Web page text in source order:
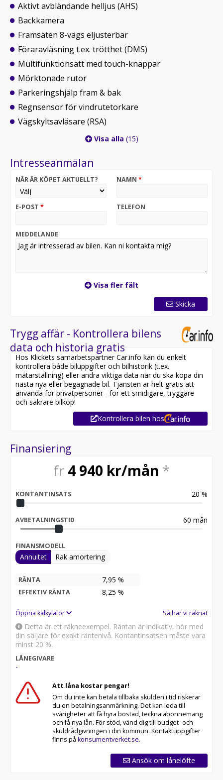
Aktivt avbländande helljus (AHS)
Backkamera
Framsäten 8-vägs eljusterbar
Föraravläsning t.ex. trötthet (DMS)
Multifunktionsatt med touch-knappar
Mörktonade rutor
Parkeringshjälp fram & bak
Regnsensor för vindrutetorkare
Vägskyltsavläsare (RSA)
Visa alla (15)
Intresseanmälan
NÄR ÄR KÖPET AKTUELLT? NAMN *
E-POST * TELEFON
MEDDELANDE
Visa fler fält
Skicka
Trygg affär - Kontrollera bilens
data och historia gratis
Hos Klickets samarbetspartner Car.info kan du enkelt
kontrollera både biluppgifter och bilhistorik (t.ex.
mätarställning) eller andra viktiga data när du ska köpa din
nästa nya eller begagnade bil. Tjänsten är helt gratis att
använda för privatpersoner - för ett smidigare, tryggare
och säkrare bilköp!
Kontrollera bilen hos
Finansiering
fr 4 940 kr/mån *
KONTANTINSATS 20 %
AVBETALNINGSTID 60 mån
FINANSMODELL
Annuitet Rak amortering
RÄNTA 7,95 %
EFFEKTIV RÄNTA 8,25 %
Öppna kalkylator Så har vi räknat
Detta är ett räkneexempel. Räntan är indikativ, hör med
din säljare för exakt räntenivå. Kontantinsatsen måste vara
minst 20 %.
LÅNEGIVARE
-
Att låna kostar pengar!
Om du inte kan betala tillbaka skulden i tid riskerar
du en betalningsanmärkning. Det kan leda till
svårigheter att få hyra bostad, teckna abonnemang
och få nya lån. För stöd, vänd dig till budget- och
skuldrådgivningen i din kommun. Kontaktuppgifter
finns på konsumentverket.se.
Ansök om lånelöfte